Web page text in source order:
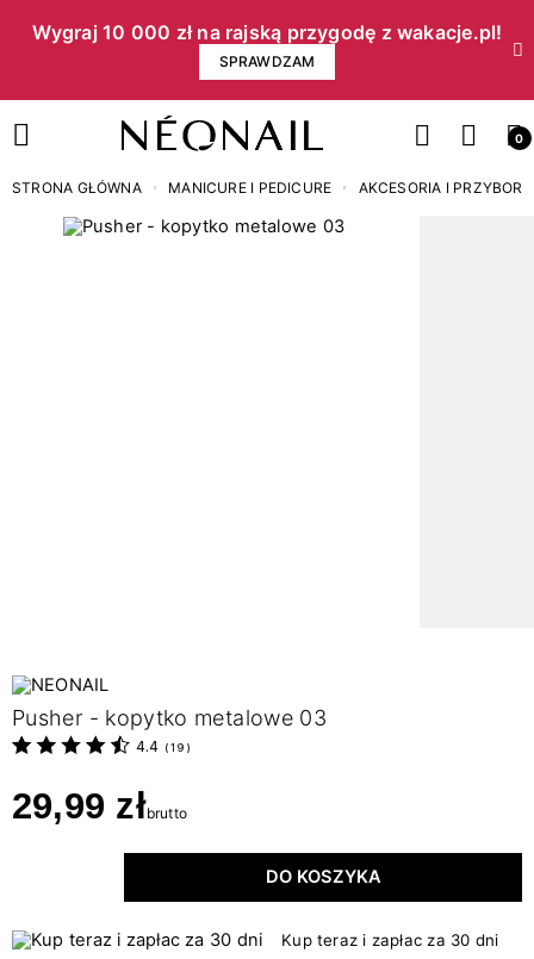
Wygraj 10 000 zł na rajską przygodę z wakacje.pl!​
SPRAWDZAM
0
STRONA GŁÓWNA MANICURE I PEDICURE AKCESORIA I
Pusher - kopytko metalowe 03
4.4 ( 19 )
29,99 złbrutto
DO KOSZYKA
Kup teraz i zapłac za 30 dni